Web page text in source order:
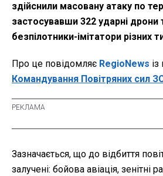
здійснили масовану атаку по
застосувавши 322 ударні дрони
безпілотники-імітатори різних
Про це повідомляє RegioNews
Командування Повітряних сил
Зазначається, що до відбиття
залучені: бойова авіація, зенітні